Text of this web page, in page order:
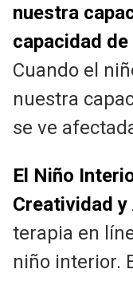
nuestra
capacidad
Cuando el
nuestra
se ve
El Niño
Creatividad
terapia en
niño interior.